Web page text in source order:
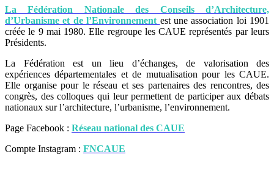
La Fédération Nationale des Conseils d’Architecture,
d’Urbanisme et de l’Environnement est une association loi 1901
créée le 9 mai 1980. Elle regroupe les CAUE représentés par leurs
Présidents.
La Fédération est un lieu d’échanges, de valorisation des
expériences départementales et de mutualisation pour les CAUE.
Elle organise pour le réseau et ses partenaires des rencontres, des
congrès, des colloques qui leur permettent de participer aux débats
nationaux sur l’architecture, l’urbanisme, l’environnement.
Page Facebook : Réseau national des CAUE
Compte Instagram : FNCAUE